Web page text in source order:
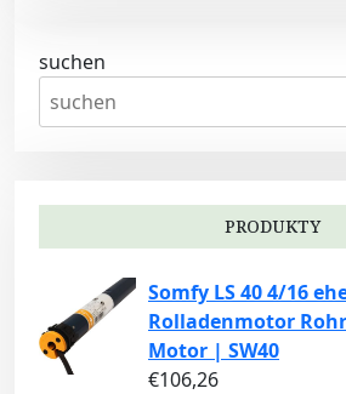
suchen
PRODUKTY
Somfy LS 40 4/16
Rolladenmotor
Motor | SW40
€106,26